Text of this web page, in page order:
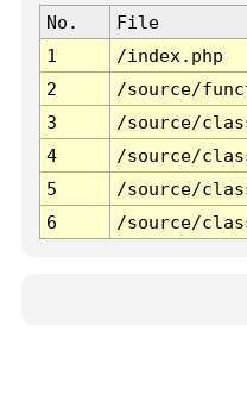
No. File
1
/index.php
2
/source/
3
/source/
4
/source/
5
/source/
6
/source/